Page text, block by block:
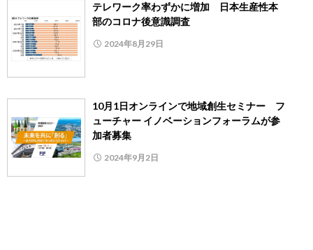
テレワーク率わずかに増加 日本生産性本
部のコロナ後意識調査
2024年8月29日
10月1日オンラインで地域創生セミナー フ
ューチャー イノベーションフォーラムが参
加者募集
2024年9月2日